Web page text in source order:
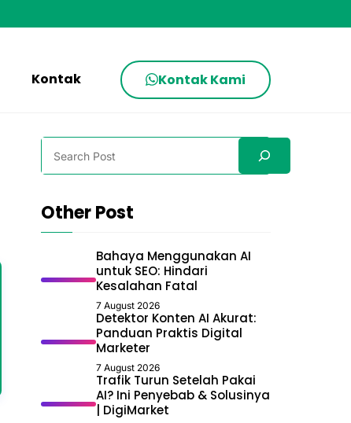
Kontak Kontak Kami
Search
Other Post
Bahaya Menggunakan AI
untuk SEO: Hindari
Kesalahan Fatal
7 August 2026
Detektor Konten AI Akurat:
Panduan Praktis Digital
Marketer
7 August 2026
Trafik Turun Setelah Pakai
AI? Ini Penyebab & Solusinya
| DigiMarket